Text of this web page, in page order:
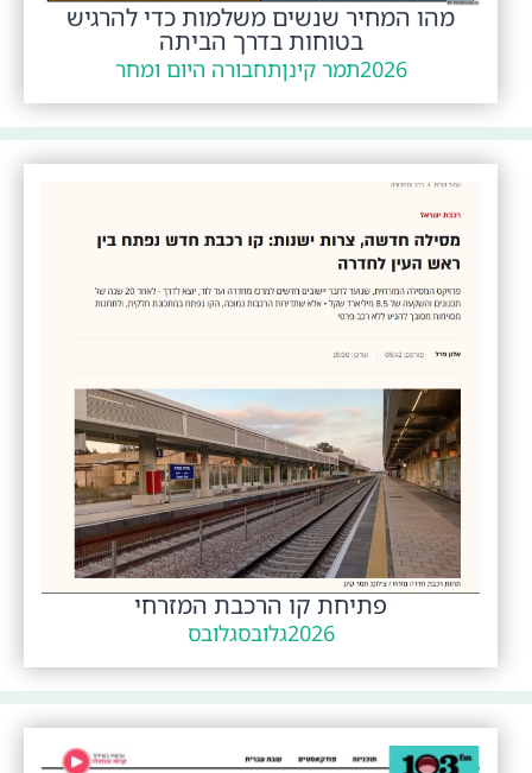
מהו המחיר שנשים משלמות כדי להרגיש
בטוחות בדרך הביתה
2026תמר קינןתחבורה היום ומחר
פתיחת קו הרכבת המזרחי
2026גלובסגלובס